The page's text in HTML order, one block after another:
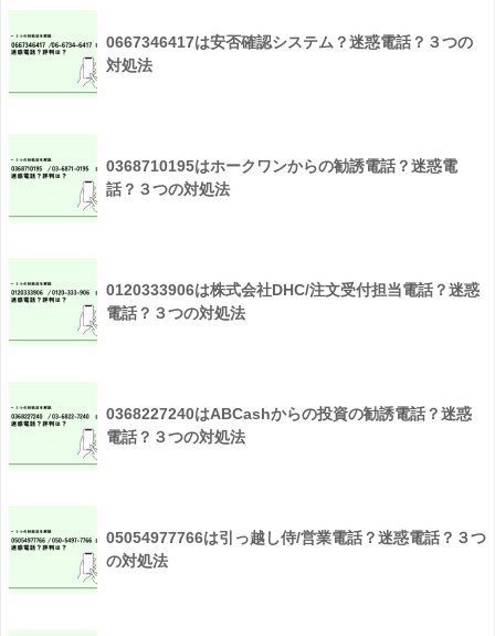
0667346417は安否確認システム？迷惑電話？３つの
対処法
0368710195はホークワンからの勧誘電話？迷惑電
話？３つの対処法
0120333906は株式会社DHC/注文受付担当電話？迷惑
電話？３つの対処法
0368227240はABCashからの投資の勧誘電話？迷惑
電話？３つの対処法
05054977766は引っ越し侍/営業電話？迷惑電話？３つ
の対処法